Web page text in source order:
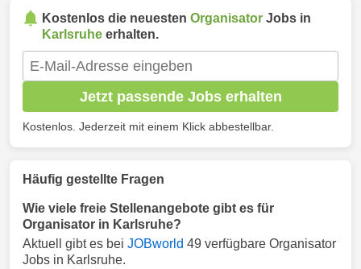
Kostenlos die neuesten Organisator Jobs in
Karlsruhe erhalten.
Jetzt passende Jobs erhalten
Kostenlos. Jederzeit mit einem Klick abbestellbar.
Häufig gestellte Fragen
Wie viele freie Stellenangebote gibt es für
Organisator in Karlsruhe?
Aktuell gibt es bei JOBworld 49 verfügbare Organisator
Jobs in Karlsruhe.